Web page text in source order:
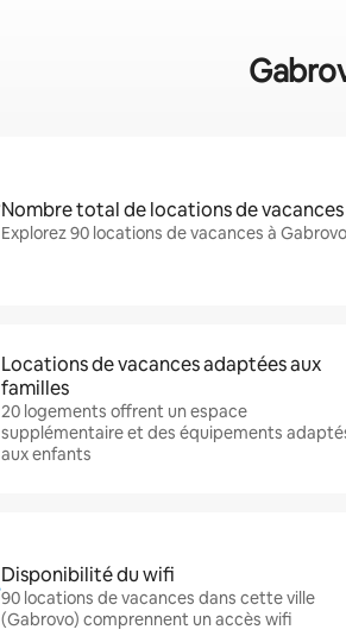
Nombre total de locations de vacances
Explorez 90 locations de vacances à Gabrovo
Locations de vacances adaptées aux
familles
20 logements offrent un espace
supplémentaire et des équipements
aux enfants
Disponibilité du wifi
90 locations de vacances dans cette ville
(Gabrovo) comprennent un accès wifi